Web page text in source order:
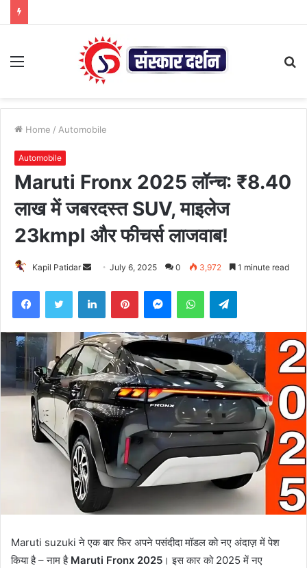
Menu
Home / Automobile
Automobile
Maruti Fronx 2025 लॉन्च: ₹8.40
लाख में जबरदस्त SUV, माइलेज
23kmpl और फीचर्स लाजवाब!
Kapil Patidar
Send July 6, 2025 0 3,972 1 minute read
FacebookTwitter LinkedInPinterestMessengerWhatsAppTelegram
Maruti suzuki ने एक बार फिर अपने पसंदीदा मॉडल को नए अंदाज़ में पेश
किया है – नाम है Maruti Fronx 2025 । इस कार को 2025 में नए